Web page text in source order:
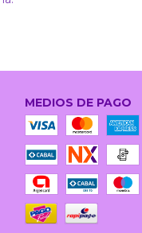
MEDIOS DE PAGO